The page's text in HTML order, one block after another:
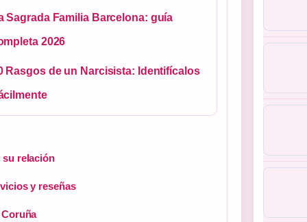
Sagrada Familia Barcelona: guía
2026
Rasgos de un Narcisista: Identifícalos
su relación
y reseñas